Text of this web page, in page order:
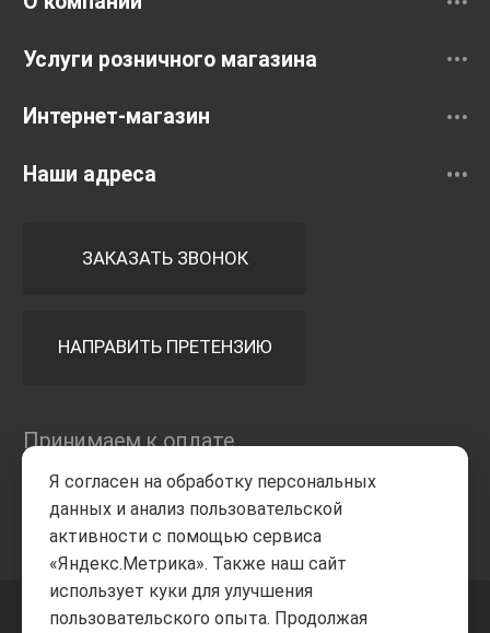
Услуги розничного магазина
Интернет-магазин
Наши адреса
ЗАКАЗАТЬ ЗВОНОК
НАПРАВИТЬ ПРЕТЕНЗИЮ
Принимаем к оплате
Я согласен на обработку персональных
данных и анализ пользовательской
активности с помощью сервиса
«Яндекс.Метрика». Также наш сайт
использует куки для улучшения
пользовательского опыта. Продолжая